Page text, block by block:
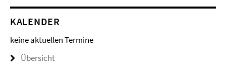
KALENDER
keine aktuellen Termine
Übersicht